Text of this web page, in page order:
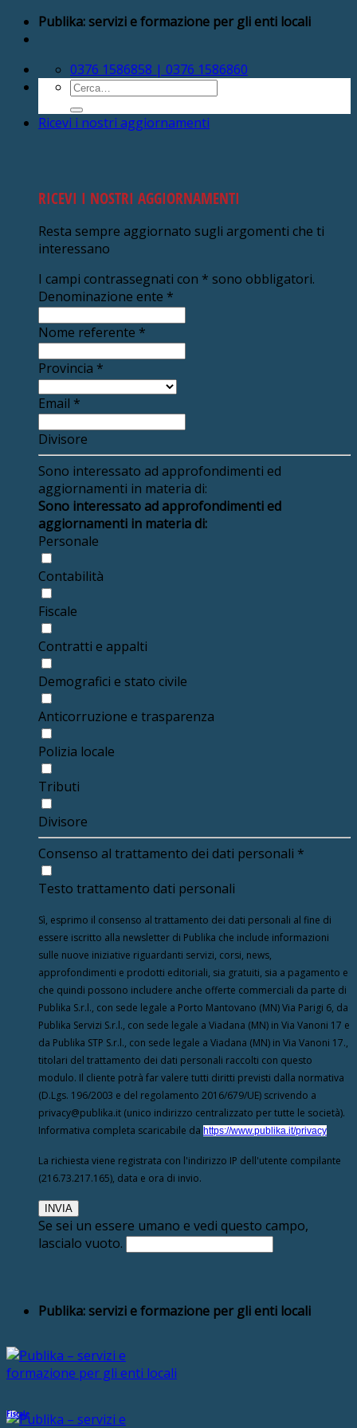
Salta Publika: servizi e formazione per gli enti locali
0376 1586858 | 0376 1586860
Cerca:
Ricevi i nostri aggiornamenti
RICEVI I NOSTRI AGGIORNAMENTI
Resta sempre aggiornato sugli argomenti che ti
interessano
I campi contrassegnati con * sono obbligatori.
Denominazione ente *
Nome referente *
Provincia *
Email *
Divisore
Sono interessato ad approfondimenti ed
aggiornamenti in materia di:
Sono interessato ad approfondimenti ed
aggiornamenti in materia di:
Personale
Contabilità
Fiscale
Contratti e appalti
Demografici e stato civile
Anticorruzione e trasparenza
Polizia locale
Tributi
Divisore
Consenso al trattamento dei dati personali *
Testo trattamento dati personali
Sì, esprimo il consenso al trattamento dei dati personali al fine di
essere iscritto alla newsletter di Publika che include informazioni
sulle nuove iniziative riguardanti servizi, corsi, news,
approfondimenti e prodotti editoriali, sia gratuiti, sia a pagamento e
che quindi possono includere anche offerte commerciali da parte di
Publika S.r.l., con sede legale a Porto Mantovano (MN) Via Parigi 6, da
Publika Servizi S.r.l., con sede legale a Viadana (MN) in Via Vanoni 17 e
da Publika STP S.r.l., con sede legale a Viadana (MN) in Via Vanoni 17.,
titolari del trattamento dei dati personali raccolti con questo
modulo. Il cliente potrà far valere tutti diritti previsti dalla normativa
(D.Lgs. 196/2003 e del regolamento 2016/679/UE) scrivendo a
privacy@publika.it (unico indirizzo centralizzato per tutte le società).
Informativa completa scaricabile da https://www.publika.it/privacy
La richiesta viene registrata con l'indirizzo IP dell'utente compilante
(216.73.217.165), data e ora di invio.
Se sei un essere umano e vedi questo campo,
lascialo vuoto.
Publika: servizi e formazione per gli enti locali
Fiscale